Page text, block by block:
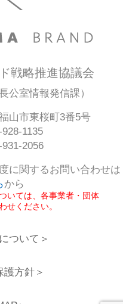
戦略推進協議会
公室情報発信課）
山市東桜町3番5号
1135
2056
に関するお問い合わせは
から
いては、各事業者・団体
せください。
ついて＞
護方針＞